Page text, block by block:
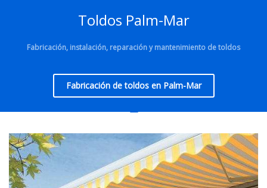
Toldos Palm-Mar
Fabricación, instalación, reparación y mantenimiento de toldos
Fabricación de toldos en Palm-Mar